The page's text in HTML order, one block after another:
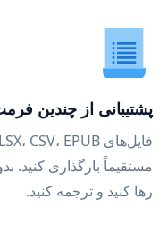
پشتیبانی از چندین
مستقیماً بارگذاری کنید.
رها کنید و ترجمه کنید.